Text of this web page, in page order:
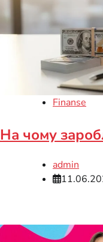
Finanse
На чому
admin